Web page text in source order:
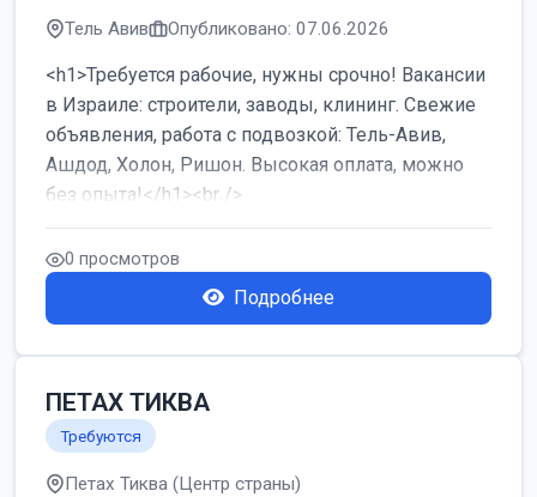
Тель Авив Опубликовано: 07.06.2026
<h1>Требуется рабочие, нужны срочно! Вакансии
в Израиле: строители, заводы, клининг. Свежие
объявления, работа с подвозкой: Тель-Авив,
Ашдод, Холон, Ришон. Высокая оплата, можно
без опыта!</h1><br />
...
0 просмотров
Подробнее
ПЕТАХ ТИКВА
Требуются
Петах Тиква (Центр страны)